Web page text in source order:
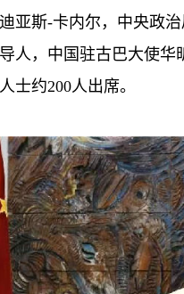
亚斯-卡内尔，中央政
人，中国驻古巴大使
士约200人出席。